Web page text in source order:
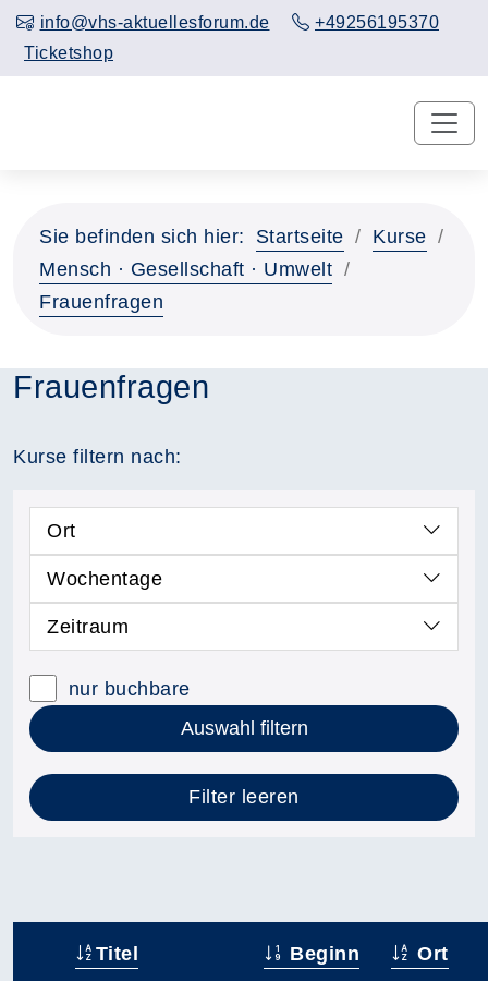
info@vhs-aktuellesforum.de
+49256195370
Ticketshop
Sie befinden sich hier: Startseite
Kurse
Mensch · Gesellschaft · Umwelt
Frauenfragen
Frauenfragen
Kurse filtern nach:
Ort
Wochentage
Zeitraum
nur buchbare
Auswahl filtern
Filter leeren
Titel Beginn Ort